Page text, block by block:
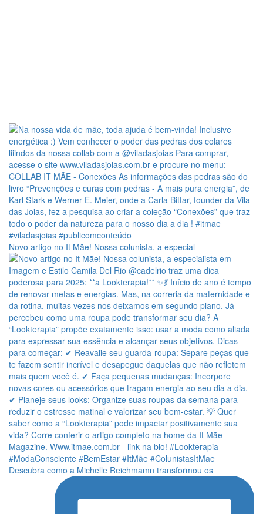
Novo artigo no It Mãe! Nossa colunista, a especial
Descubra como a Michelle Reichmamn transformou os